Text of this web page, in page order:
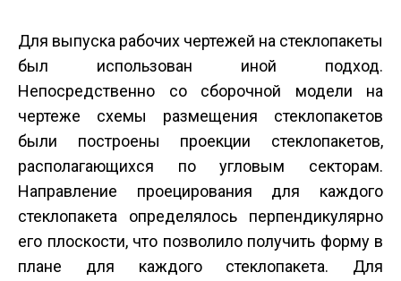
Для выпуска рабочих чертежей на стеклопакеты
был использован иной подход.
Непосредственно со сборочной модели на
чертеже схемы размещения стеклопакетов
были построены проекции стеклопакетов,
располагающихся по угловым секторам.
Направление проецирования для каждого
стеклопакета определялось перпендикулярно
его плоскости, что позволило получить форму в
плане для каждого стеклопакета. Для